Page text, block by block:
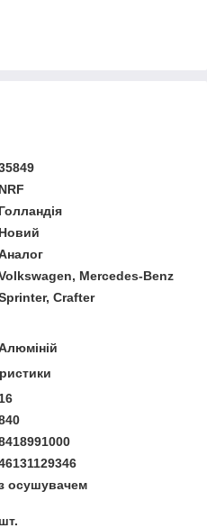
NRF
Голландія
Новий
Mercedes-Benz
Crafter
16
осушувачем
шт.